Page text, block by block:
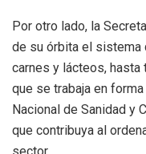
Por otro lado, la
de su órbita el sistema
carnes y lácteos, hasta
que se trabaja en
Nacional de Sanidad y
que contribuya al